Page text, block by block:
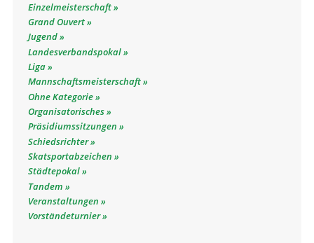
Einzelmeisterschaft
Grand Ouvert
Jugend
Landesverbandspokal
Liga
Mannschaftsmeisterschaft
Ohne Kategorie
Organisatorisches
Präsidiumssitzungen
Schiedsrichter
Skatsportabzeichen
Städtepokal
Tandem
Veranstaltungen
Vorständeturnier